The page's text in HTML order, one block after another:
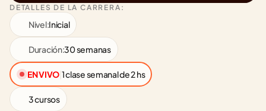
DETALLES DE LA CARRERA:
Nivel:Inicial
Duración:30 semanas
EN VIVO 1 clase semanal de 2 hs
3 cursos